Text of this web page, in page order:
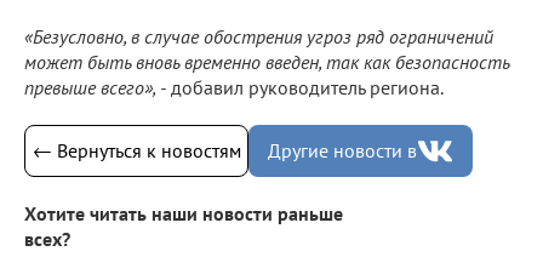
«Безусловно, в случае обострения угроз ряд ограничений
может быть вновь временно введен, так как безопасность
превыше всего», - добавил руководитель региона.
← Вернуться к новостям Другие новости в
Хотите читать наши новости раньше
всех?